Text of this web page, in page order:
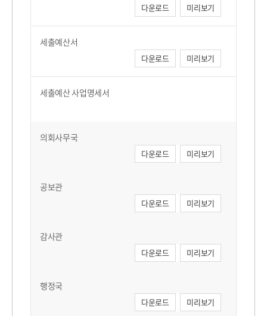
다운로드 미리보기
세출예산서
다운로드 미리보기
세출예산 사업명세서
의회사무국
다운로드 미리보기
공보관
다운로드 미리보기
감사관
다운로드 미리보기
행정국
다운로드 미리보기